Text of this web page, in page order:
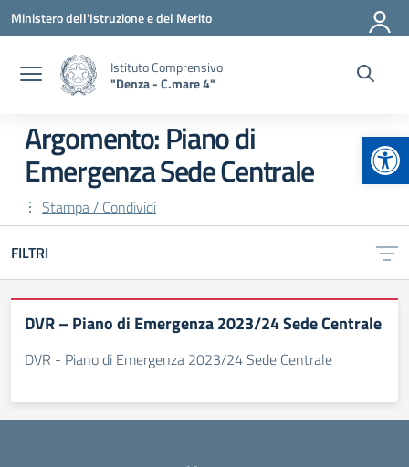
Vai ai contenuti
Vai al menu di navigazione
Vai al footer
Ministero dell'Istruzione e del Merito
Istituto Comprensivo
"Denza - C.mare 4"
Argomento: Piano di
Emergenza Sede Centrale
Stampa / Condividi
FILTRI
DVR – Piano di Emergenza 2023/24 Sede Centrale
DVR - Piano di Emergenza 2023/24 Sede Centrale